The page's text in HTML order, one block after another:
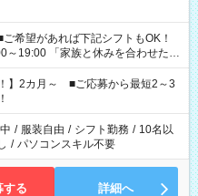
みを合わせた
備がしたい」 「できれば残業はし
ださいね。 ※Wワーク希望
する勤務時間と、もう1つのお仕事
を超える場合は応募できません。
】2カ月～ ■ご応募から最短2～3
/ 服装自由 / シフト勤務 / 10名以
/ パソコンスキル不要
する 詳細へ